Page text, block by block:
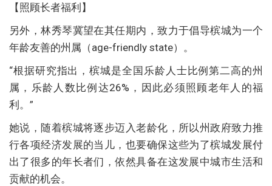
【照顾长者福利】
另外，林秀琴冀望在其任期内，致力于倡导槟城为一个
年龄友善的州属（age-friendly state）。
“根据研究指出，槟城是全国乐龄人士比例第二高的州
属，乐龄人数比例达26%，因此必须照顾老年人的福
利。”
她说，随着槟城将逐步迈入老龄化，所以州政府致力推
行各项经济发展的当儿，也要确保这些为了槟城发展付
出了很多的年长者们，依然具备在这发展中城市生活和
贡献的机会。